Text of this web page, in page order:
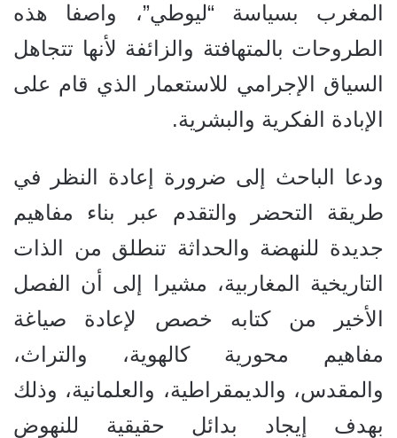
المغرب بسياسة “ليوطي”، واصفا هذه
الطروحات بالمتهافتة والزائفة لأنها تتجاهل
السياق الإجرامي للاستعمار الذي قام على
الإبادة الفكرية والبشرية.
ودعا الباحث إلى ضرورة إعادة النظر في
طريقة التحضر والتقدم عبر بناء مفاهيم
جديدة للنهضة والحداثة تنطلق من الذات
التاريخية المغاربية، مشيرا إلى أن الفصل
الأخير من كتابه خصص لإعادة صياغة
مفاهيم محورية كالهوية، والتراث،
والمقدس، والديمقراطية، والعلمانية، وذلك
بهدف إيجاد بدائل حقيقية للنهوض